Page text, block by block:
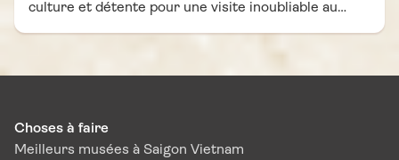
culture et détente pour une visite inoubliable au
Laos.
Choses à faire
Meilleurs musées à Saigon Vietnam